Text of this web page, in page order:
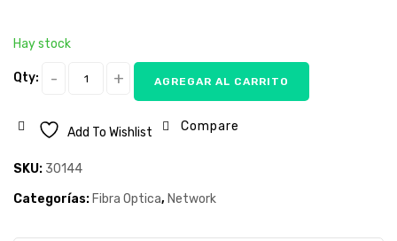
Hay stock
Qty: AGREGAR AL CARRITO
Add To Wishlist Compare
SKU: 30144
Categorías: Fibra Optica, Network